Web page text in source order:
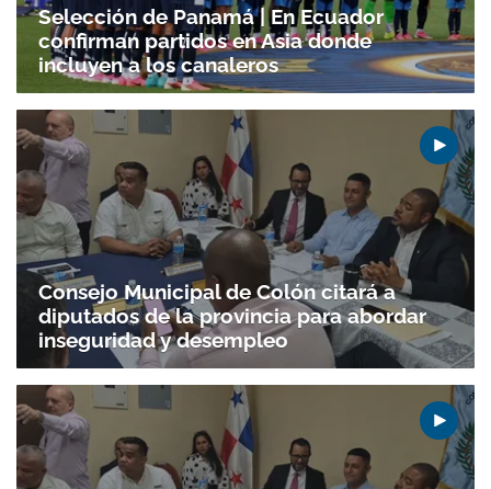
Selección de Panamá | En Ecuador
confirman partidos en Asia donde
incluyen a los canaleros
Consejo Municipal de Colón citará a
diputados de la provincia para abordar
inseguridad y desempleo